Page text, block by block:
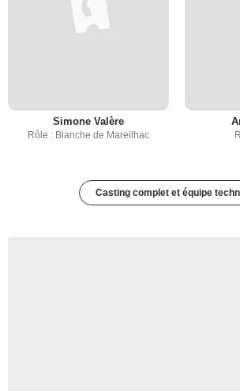
Simone Valère
Rôle : Blanche de Mareilhac
Casting complet et équipe